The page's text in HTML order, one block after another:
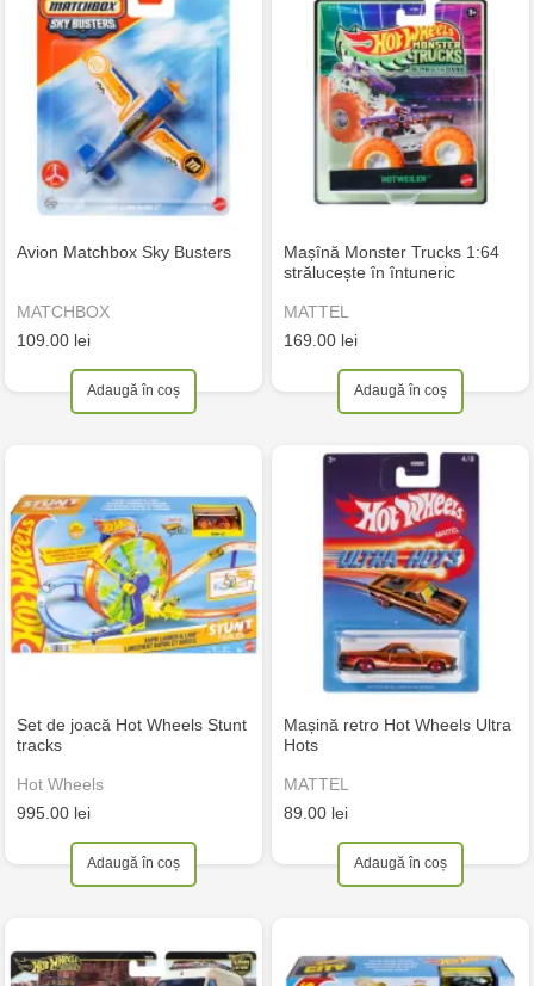
Avion Matchbox Sky Busters
MATCHBOX
109.00 lei
Adaugă în coș
Mașînă Monster Trucks 1:64
strălucește în întuneric
MATTEL
169.00 lei
Adaugă în coș
Set de joacă Hot Wheels Stunt
tracks
Hot Wheels
995.00 lei
Adaugă în coș
Mașină retro Hot Wheels Ultra
Hots
MATTEL
89.00 lei
Adaugă în coș